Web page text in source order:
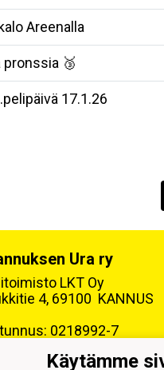
Areenalla
🥉
17.1.26
Ura ry
LKT Oy
4, 69100 KANNUS
0218992-7
Käytämme